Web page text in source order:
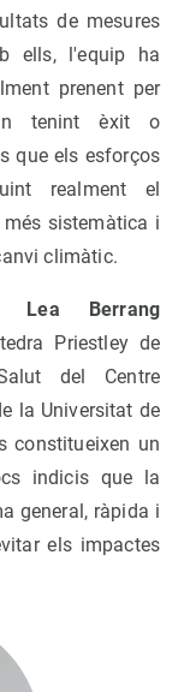
de mesures
ells, l'equip ha
prenent per
tenint èxit o
que els esforços
realment el
sistemàtica i
climàtic.
Lea Berrang
Priestley de
del Centre
la Universitat de
constitueixen un
indicis que la
general, ràpida i
els impactes